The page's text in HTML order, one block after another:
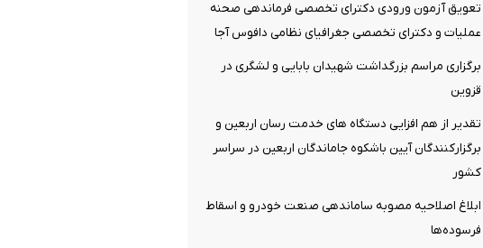
تعویق آزمون ورودی دکترای تخصصی فرماندهی صحنه
عملیات و دکترای تخصصی جغرافیای نظامی دافوس آجا
برگزاری مراسم بزرگداشت شهیدان بابایی و لشگری در
قزوین
تقدیر از هم افزایی دستگاه های خدمت رسان اربعین و
برگزارکنندگان آیین باشکوه جاماندگان اربعین در سراسر
کشور
ابلاغ اصلاحیه مصوبه ساماندهی صنعت خودرو و اسقاط
فرسوده‌ها